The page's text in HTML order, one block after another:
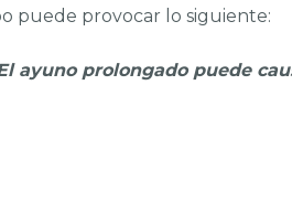
puede provocar lo siguiente:
ayuno prolongado puede